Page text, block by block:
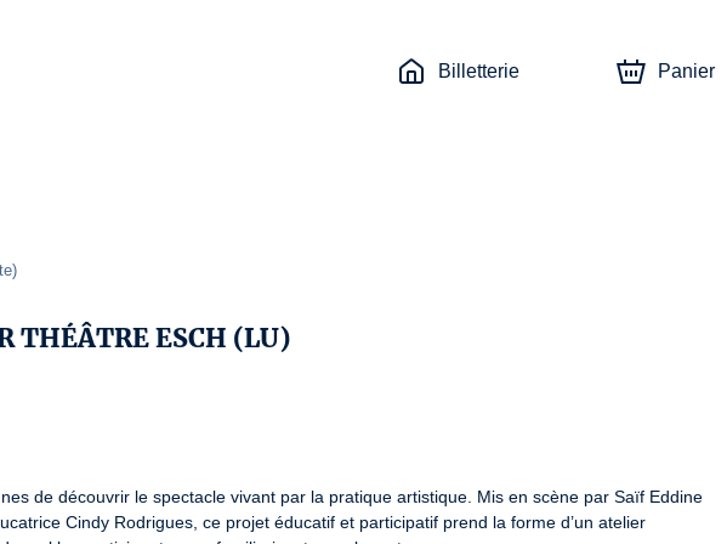
Billetterie Panier
)
THÉÂTRE ESCH (LU)
de découvrir le spectacle vivant par la pratique artistique. Mis en scène par Saïf Eddine
Cindy Rodrigues, ce projet éducatif et participatif prend la forme d’un atelier